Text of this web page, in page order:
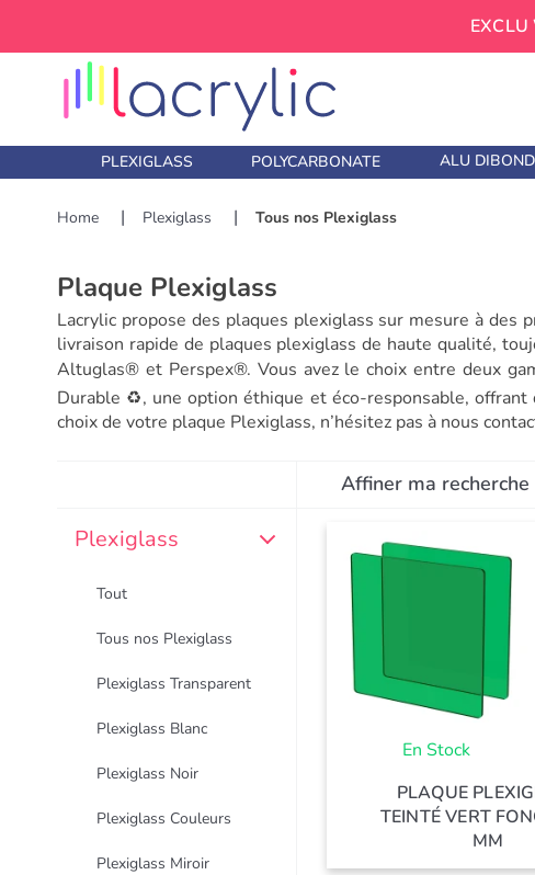
PLEXIGLASS POLYCARBONATE ALU DIBOND
Home Plexiglass Tous nos Plexiglass
Plaque Plexiglass
Lacrylic propose des plaques plexiglass sur mesure à
livraison rapide de plaques plexiglass de haute qualité,
Altuglas® et Perspex®. Vous avez le choix entre deux
Durable ♻️, une option éthique et éco-responsable,
choix de votre plaque Plexiglass, n’hésitez pas à nous
Affiner ma recherche
Plexiglass
Tout
Tous nos Plexiglass
Plexiglass Transparent
Plexiglass Blanc
Plexiglass Noir
Plexiglass Couleurs
Plexiglass Miroir
En Stock
PLAQUE
TEINTÉ VERT
MM